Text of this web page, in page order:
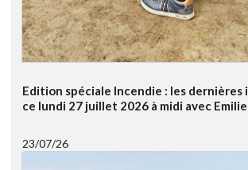
Edition spéciale Incendie : les
ce lundi 27 juillet 2026 à midi avec
23/07/26